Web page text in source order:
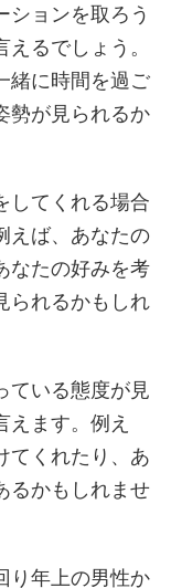
ションを取ろう
るでしょう。
緒に時間を過ご
勢が見られるか
してくれる場合
えば、あなたの
なたの好みを考
られるかもしれ
ている態度が見
えます。例え
てくれたり、あ
るかもしれませ
り年上の男性か